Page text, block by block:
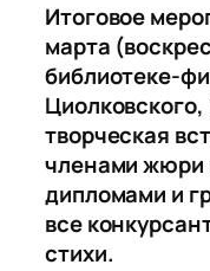
Итоговое
марта
библиотеке-
творческая
членами жюри
дипломами и
все
стихи.